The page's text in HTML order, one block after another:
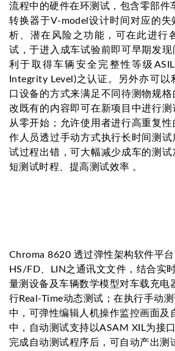
流程中的硬件在环测试，包含零部件
转换器于V-model设计时间对应的失
析、潜在风险之功能，可在此进行
试，于进入成车试验前即可早期发
利于取得车辆安全完整性等级
Integrity Level)之认证。另外亦可
口设备的方式来满足不同待测物规
改既有的内容即可在新项目中进行
从零开始；允许使用者进行高重复性
作人员透过手动方式执行长时间测试
试过程出错，可大幅减少成车的测
短测试时程、提高测试效率 。
Chroma 8620 透过弹性架构软件平
HS/FD、LIN之通讯文文件，结合实
量测设备及车辆数学模型对车载充电
行Real-Time动态测试；在执行手动
中，可弹性编辑人机操作监控画面及
中，自动测试支持以ASAM XIL为接
完成自动测试程序后，可自动产出测